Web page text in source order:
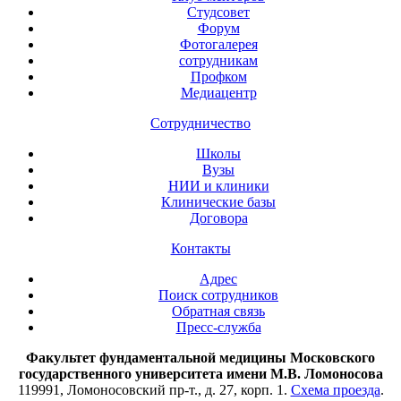
Студсовет
Форум
Фотогалерея
сотрудникам
Профком
Медиацентр
Сотрудничество
Школы
Вузы
НИИ и клиники
Клинические базы
Договора
Контакты
Адрес
Поиск сотрудников
Обратная связь
Пресс-служба
Факультет фундаментальной медицины Московского
государственного университета имени М.В. Ломоносова
119991, Ломоносовский пр-т., д. 27, корп. 1. Схема проезда.